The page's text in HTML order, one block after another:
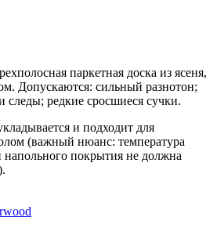
паркетная доска из ясеня,
Допускаются: сильный разнотон;
следы; редкие сросшиеся сучки.
и подходит для
(важный нюанс: температура
напольного покрытия не должна